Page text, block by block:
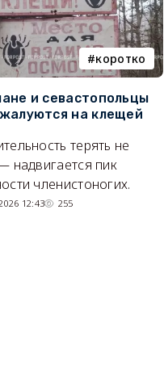
коротко
и севастопольцы
на клещей
терять не
надвигается пик
членистоногих.
12:43 255